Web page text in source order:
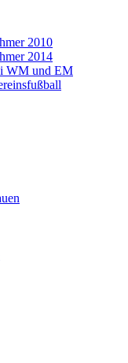
2010
2014
WM und EM